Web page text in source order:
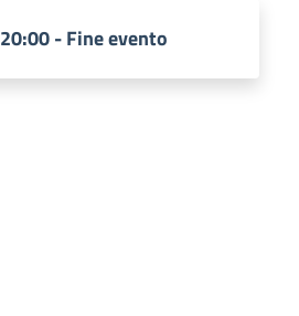
20:00 - Fine evento